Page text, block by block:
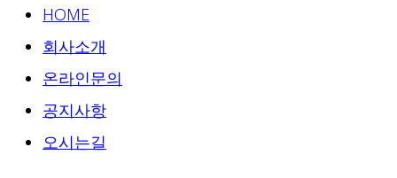
HOME
회사소개
온라인문의
공지사항
오시는길